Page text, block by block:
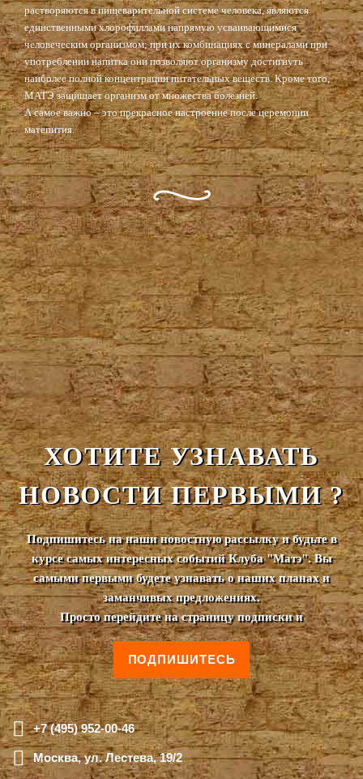
растворяются в пищеварительной системе человека, являются
единственными хлорофиллами напрямую усваивающимися
человеческим организмом; при их комбинациях с минералами при
употреблении напитка они позволяют организму достигнуть
наиболее полной концентрации питательных веществ. Кроме того,
МАТЭ защищает организм от множества болезней.
А самое важно – это прекрасное настроение после церемонии
матепития.
ХОТИТЕ УЗНАВАТЬ
НОВОСТИ ПЕРВЫМИ ?
Подпишитесь на наши новостную рассылку и будьте в
курсе самых интересных событий Клуба "Матэ". Вы
самыми первыми будете узнавать о наших планах и
заманчивых предложениях.
Просто перейдите на страницу подписки и
ПОДПИШИТЕСЬ
+7 (495) 952-00-46
Москва, ул. Лестева, 19/2